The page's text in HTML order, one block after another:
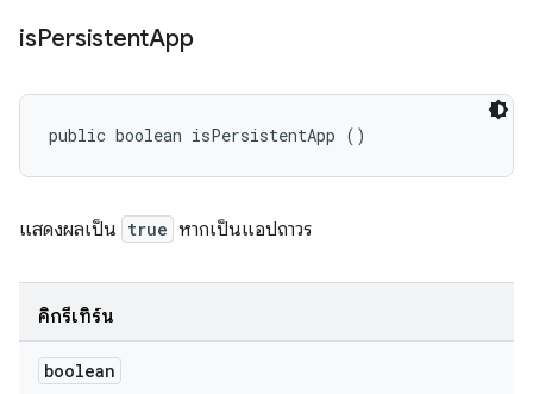
isPersistentApp
public boolean isPersistentApp ()
แสดงผลเป็น true หากเป็นแอปถาวร
คิกรีเทิร์น
boolean